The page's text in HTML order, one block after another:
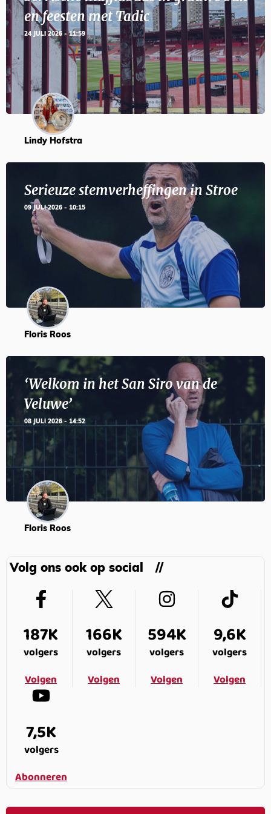
en feesten met Tadic
24 JULI 2026 - 11:59
Lindy Hofstra
Serieuze stemverheffingen in Stroe
09 JULI 2026 - 10:15
Floris Roos
‘Welkom in het San Siro van de
Veluwe’
08 JULI 2026 - 14:52
Floris Roos
Volg ons ook op social
187K
volgers
Volgen
166K
volgers
Volgen
594K
volgers
Volgen
9,6K
volgers
Volgen
7,5K
volgers
Abonneren